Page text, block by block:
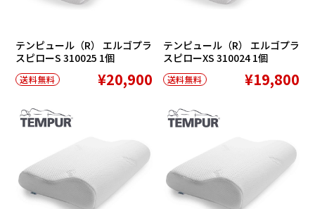
テンピュール（R） エルゴプラ
スピローS 310025 1個
送料無料 ¥20,900
テンピュール（R） エルゴプラ
スピローXS 310024 1個
送料無料 ¥19,800